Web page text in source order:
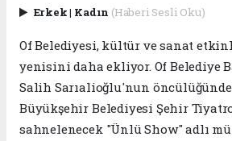
Erkek| Kadın (Haberi Sesli Oku)
Of Belediyesi, kültür ve sanat
yenisini daha ekliyor. Of Belediye
Salih Sarıalioğlu'nun
Büyükşehir Belediyesi Şehir
sahnelenecek "Ünlü Show" adlı